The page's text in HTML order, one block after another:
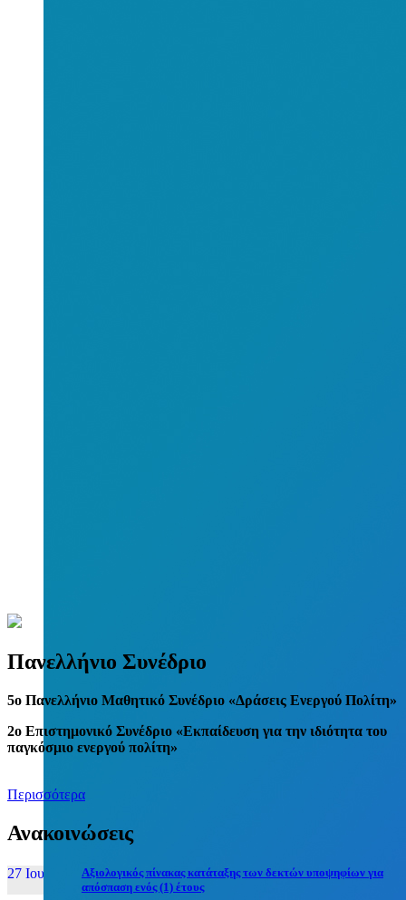
Πανελλήνιο Συνέδριο
5o Πανελλήνιο Μαθητικό Συνέδριο «Δράσεις Ενεργού Πολίτη»
2ο Επιστημονικό Συνέδριο «Εκπαίδευση για την ιδιότητα του
παγκόσμιο ενεργού πολίτη»
Περισσότερα
Ανακοινώσεις
27 Ιουν, 26
Αξιολογικός πίνακας κατάταξης των δεκτών υποψηφίων για
απόσπαση ενός (1) έτους